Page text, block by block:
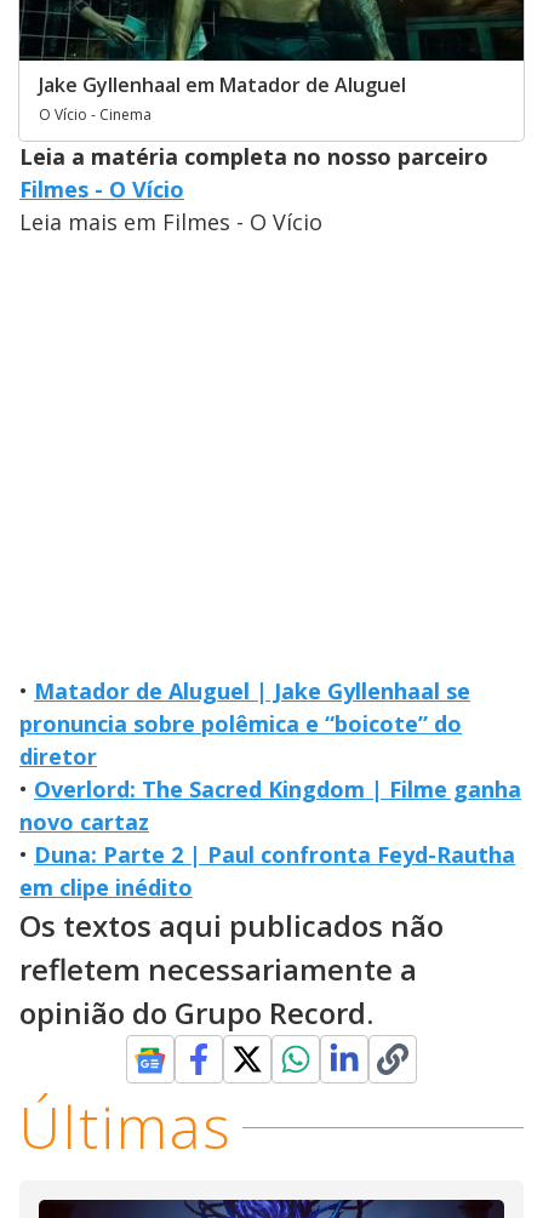
Jake Gyllenhaal em Matador de Aluguel
O Vício - Cinema
Leia a matéria completa no nosso parceiro
Filmes - O Vício
Leia mais em Filmes - O Vício
• Matador de Aluguel | Jake Gyllenhaal se
pronuncia sobre polêmica e “boicote” do
diretor
• Overlord: The Sacred Kingdom | Filme ganha
novo cartaz
• Duna: Parte 2 | Paul confronta Feyd-Rautha
em clipe inédito
Os textos aqui publicados não
refletem necessariamente a
opinião do Grupo Record.
Últimas